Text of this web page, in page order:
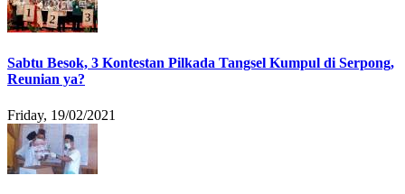
Sabtu Besok, 3 Kontestan Pilkada Tangsel Kumpul di Serpong,
Reunian ya?
Friday, 19/02/2021